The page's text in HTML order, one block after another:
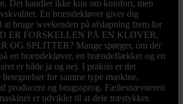
Det handler ikke kun om komfort, men
En brændekløver giver dig
at bruge weekenden på afslapning frem for
ER FORSKELLEN PÅ EN KLØVER,
OG SPLITTER? Mange spørger, om der
en brændekløver, en brændeflækker og en
er både ja og nej. I praksis er det
for samme type maskine,
producent og brugssprog. Fællesnævneren
er udviklet til at dele træstykker.